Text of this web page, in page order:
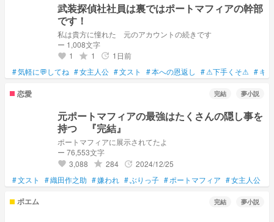
武装探偵社社員は裏ではポートマフィアの幹部
です！
私は貴方に憧れた 元のアカウントの続きです
ー 1,008文字
favorite 1 grade 1 update 1日前
#気軽に💬してね #女主人公 #文スト #本への恩返し #⚠下手くそ⚠ #キ
恋愛 完結 夢小説
元ポートマフィアの最強はたくさんの隠し事を
持つ 『完結』
ポートマフィアに展示されてたよ
ー 76,553文字
favorite 3,088 grade 284 update 2024/12/25
#文スト #織田作之助 #嫌われ #ぶりっ子 #ポートマフィア #女主人公
ポエム 完結 夢小説